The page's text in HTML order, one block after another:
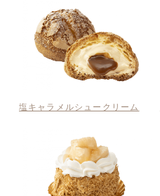
塩キャラメルシュークリーム